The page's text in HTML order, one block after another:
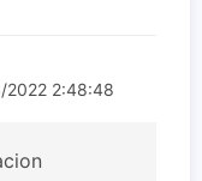
2022 2:48:48